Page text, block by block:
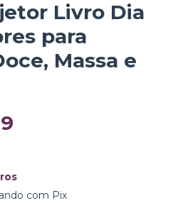
Livro Dia
para
Massa e
com Pix